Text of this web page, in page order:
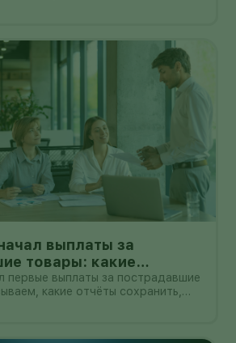
выплаты за
товары: какие
и чем поможет
первые выплаты за пострадавшие
какие отчёты сохранить,